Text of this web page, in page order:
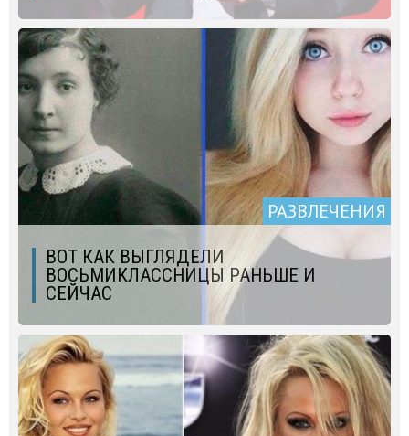
РАЗВЛЕЧЕНИЯ
ВОТ КАК ВЫГЛЯДЕЛИ
ВОСЬМИКЛАССНИЦЫ РАНЬШЕ И
СЕЙЧАС